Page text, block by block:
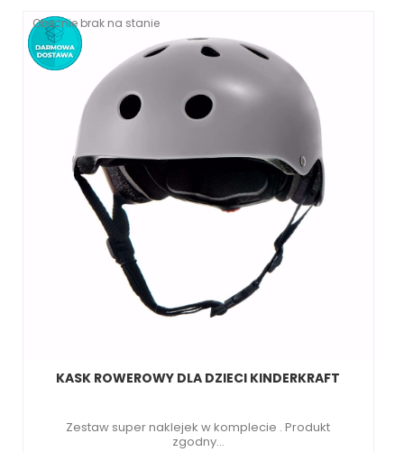
KASK ROWEROWY DLA DZIECI KINDERKRAFT
Zestaw super naklejek w komplecie . Produkt
zgodny...
Obecnie brak na stanie